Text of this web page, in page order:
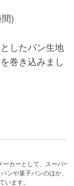
)
したパン生地
巻き込みまし